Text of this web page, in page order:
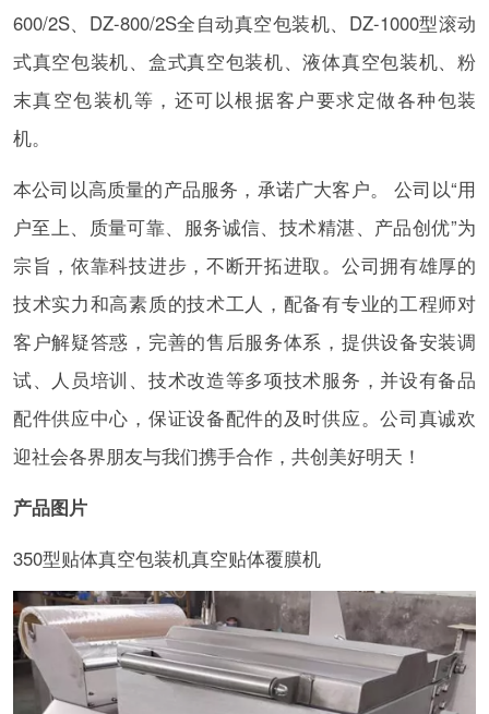
600/2S、DZ-800/2S全自动真空包装机、DZ-1000型滚动
式真空包装机、盒式真空包装机、液体真空包装机、粉
末真空包装机等，还可以根据客户要求定做各种包装
机。
本公司以高质量的产品服务，承诺广大客户。 公司以“用
户至上、质量可靠、服务诚信、技术精湛、产品创优”为
宗旨，依靠科技进步，不断开拓进取。公司拥有雄厚的
技术实力和高素质的技术工人，配备有专业的工程师对
客户解疑答惑，完善的售后服务体系，提供设备安装调
试、人员培训、技术改造等多项技术服务，并设有备品
配件供应中心，保证设备配件的及时供应。公司真诚欢
迎社会各界朋友与我们携手合作，共创美好明天！
产品图片
350型贴体真空包装机真空贴体覆膜机